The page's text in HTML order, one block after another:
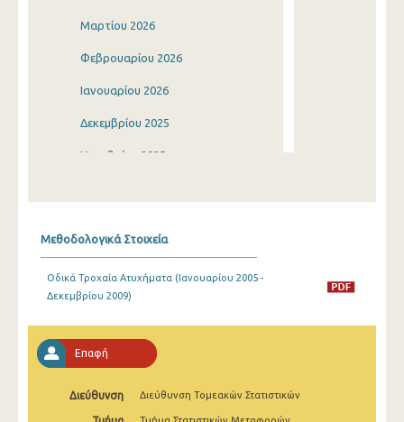
Μαρτίου 2026
Φεβρουαρίου 2026
Ιανουαρίου 2026
Δεκεμβρίου 2025
Νοεμβρίου 2025
Ιουλίου 2025
Μαΐου 2025
Μαρτίου 2025
Μεθοδολογικά Στοιχεία
Οδικά Τροχαία Ατυχήματα (Ιανουαρίου 2005 -
Δεκεμβρίου 2009)
Επαφή
Διεύθυνση Διεύθυνση Τομεακών Στατιστικών